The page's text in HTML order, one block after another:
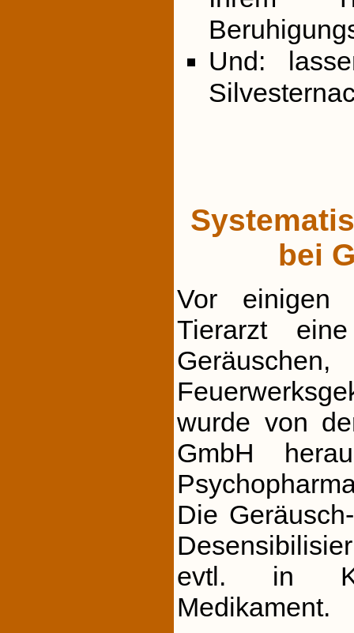
Und:
bei
Vor einigen
Tierarzt
wurde von
GmbH
Die
evtl. in
Medikament.